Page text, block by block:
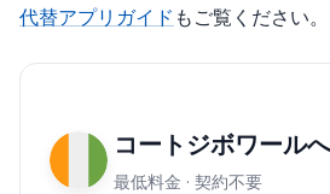
代替アプリガイド もご覧ください。
コートジボワール
最低料金 · 契約不要